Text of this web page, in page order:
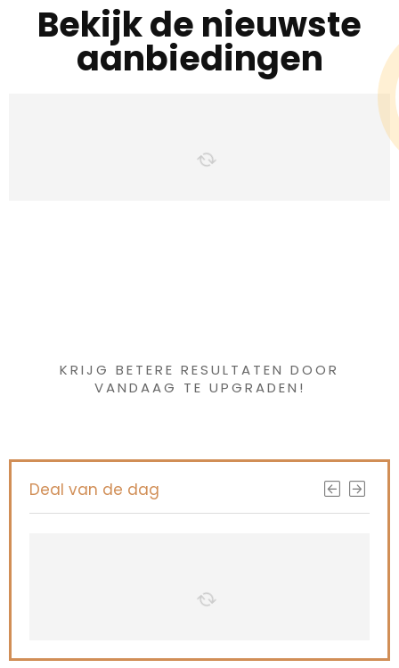
Bekijk de nieuwste
aanbiedingen
KRIJG BETERE RESULTATEN DOOR
VANDAAG TE UPGRADEN!
Deal van de dag